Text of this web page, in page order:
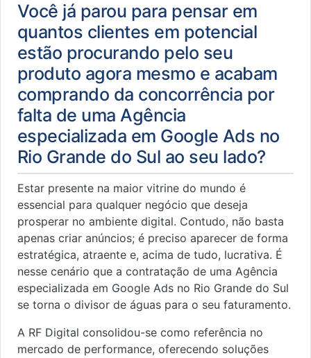
Você já parou para pensar em
quantos clientes em potencial
estão procurando pelo seu
produto agora mesmo e acabam
comprando da concorrência por
falta de uma Agência
especializada em Google Ads no
Rio Grande do Sul ao seu lado?
Estar presente na maior vitrine do mundo é
essencial para qualquer negócio que deseja
prosperar no ambiente digital. Contudo, não basta
apenas criar anúncios; é preciso aparecer de forma
estratégica, atraente e, acima de tudo, lucrativa. É
nesse cenário que a contratação de uma Agência
especializada em Google Ads no Rio Grande do Sul
se torna o divisor de águas para o seu faturamento.
A RF Digital consolidou-se como referência no
mercado de performance, oferecendo soluções